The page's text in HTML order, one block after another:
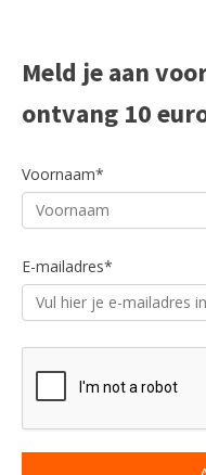
Meld je aan
ontvang 10
Voornaam*
E-mailadres*